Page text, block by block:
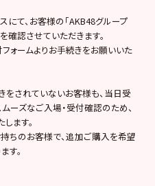
て、お客様の「AKB48グループ
確認させていただきます。
ォームよりお手続きをお願いいた
されていないお客様も、当日受
ーズなご入場・受付確認のため、
ます。
ちのお客様で、追加ご購入を希望
す。